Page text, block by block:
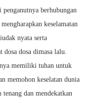
berhubungan
keselamatan
nyata serta
dosa dosa dimasa lalu.
memiliki tuhan untuk
memohon keselatan dunia
dan mendekatkan